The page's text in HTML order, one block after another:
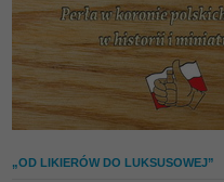
„OD LIKIERÓW DO LUKSUSOWEJ”